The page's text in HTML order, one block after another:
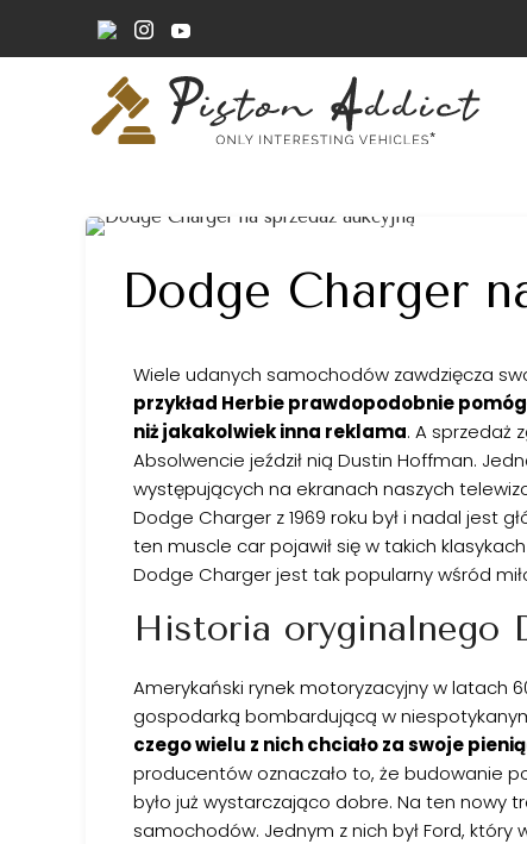
Dodge Charger
Wiele udanych samochodów zawdzięcza
przykład Herbie prawdopodobnie
niż jakakolwiek inna reklama. A sprzedaż
Absolwencie jeździł nią Dustin Hoffman.
występujących na ekranach naszych
Dodge Charger z 1969 roku był i nadal jest
ten muscle car pojawił się w takich
Dodge Charger jest tak popularny wśród
Historia oryginalnego
Amerykański rynek motoryzacyjny w latach
gospodarką bombardującą w
czego wielu z nich chciało za swoje
producentów oznaczało to, że budowanie
było już wystarczająco dobre. Na ten nowy
samochodów. Jednym z nich był Ford, który